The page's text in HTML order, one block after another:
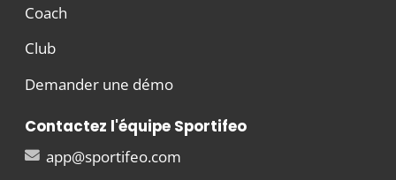
Coach
Club
Demander une démo
Contactez l'équipe Sportifeo
app@sportifeo.com